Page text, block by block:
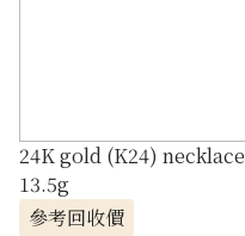
24K gold (K24) necklace
13.5g
參考回收價